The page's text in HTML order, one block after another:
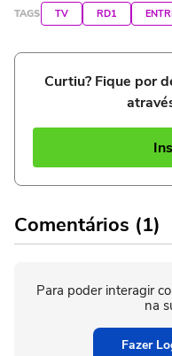
TAGS TV RD1
Curtiu? Fique por
Comentários (1)
Para poder interagir
na
Fazer